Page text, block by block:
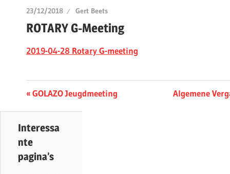
23/12/2018 Gert Beets
ROTARY G-Meeting
2019-04-28 Rotary G-meeting
Berichtnavigatie
Previous
GOLAZO Jeugdmeeting
Next
Algemene
Interessa
nte
pagina’s